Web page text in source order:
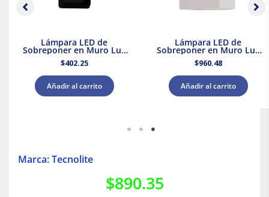
Lámpara LED de
Sobreponer en Muro Luz
Cálida color Negro 1.2W
Illux
$402.25
Añadir al carrito
Lámpara LED de
Sobreponer en Muro Luz
Cálida color Blanco 7.2W
Illux
$960.48
Añadir al carrito
Marca: Tecnolite
$890.35